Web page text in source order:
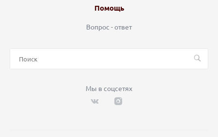
Помощь
Вопрос - ответ
Мы в соцсетях